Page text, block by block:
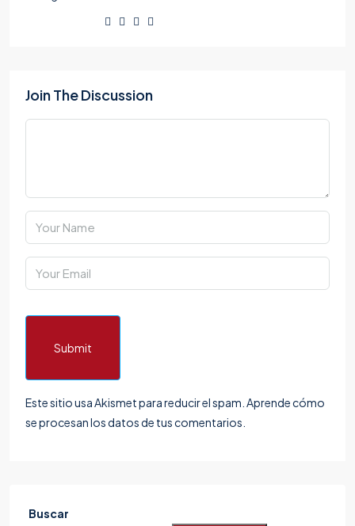
Join The Discussion
Submit
Este sitio usa Akismet para reducir el spam. Aprende cómo
se procesan los datos de tus comentarios.
Buscar